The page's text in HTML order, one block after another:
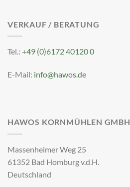
VERKAUF / BERATUNG
Tel.: +49 (0)6172 40120 0
E-Mail: info@hawos.de
HAWOS KORNMÜHLEN GMBH
Massenheimer Weg 25
61352 Bad Homburg v.d.H.
Deutschland